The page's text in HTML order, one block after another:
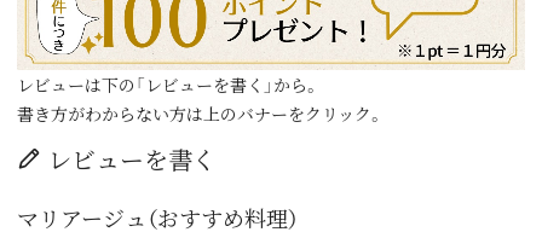
レビューは下の「レビューを書く」から。
書き方がわからない方は上のバナーをクリック。
レビューを書く
マリアージュ（おすすめ料理）